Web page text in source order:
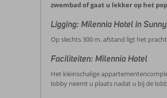
zwembad of gaat u lekker op het
Ligging: Milennia Hotel in
Op slechts 300 m. afstand ligt het
Faciliteiten: Milennia Hotel
Het kleinschalige
lobby neemt u plaats nadat u bij de